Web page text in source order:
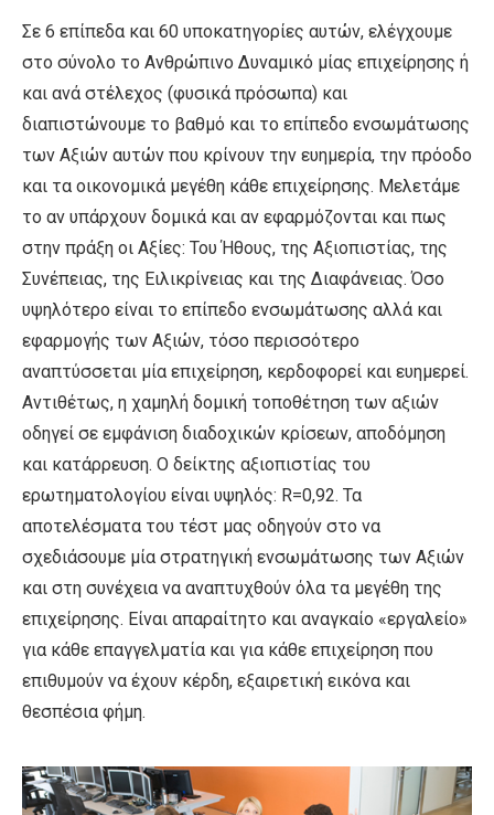
Σε 6 επίπεδα και 60 υποκατηγορίες αυτών, ελέγχουμε
στο σύνολο το Ανθρώπινο Δυναμικό μίας επιχείρησης ή
και ανά στέλεχος (φυσικά πρόσωπα) και
διαπιστώνουμε το βαθμό και το επίπεδο ενσωμάτωσης
των Αξιών αυτών που κρίνουν την ευημερία, την πρόοδο
και τα οικονομικά μεγέθη κάθε επιχείρησης. Μελετάμε
το αν υπάρχουν δομικά και αν εφαρμόζονται και πως
στην πράξη οι Αξίες: Του Ήθους, της Αξιοπιστίας, της
Συνέπειας, της Ειλικρίνειας και της Διαφάνειας. Όσο
υψηλότερο είναι το επίπεδο ενσωμάτωσης αλλά και
εφαρμογής των Αξιών, τόσο περισσότερο
αναπτύσσεται μία επιχείρηση, κερδοφορεί και ευημερεί.
Αντιθέτως, η χαμηλή δομική τοποθέτηση των αξιών
οδηγεί σε εμφάνιση διαδοχικών κρίσεων, αποδόμηση
και κατάρρευση. Ο δείκτης αξιοπιστίας του
ερωτηματολογίου είναι υψηλός: R=0,92. Τα
αποτελέσματα του τέστ μας οδηγούν στο να
σχεδιάσουμε μία στρατηγική ενσωμάτωσης των Αξιών
και στη συνέχεια να αναπτυχθούν όλα τα μεγέθη της
επιχείρησης. Είναι απαραίτητο και αναγκαίο «εργαλείο»
για κάθε επαγγελματία και για κάθε επιχείρηση που
επιθυμούν να έχουν κέρδη, εξαιρετική εικόνα και
θεσπέσια φήμη.